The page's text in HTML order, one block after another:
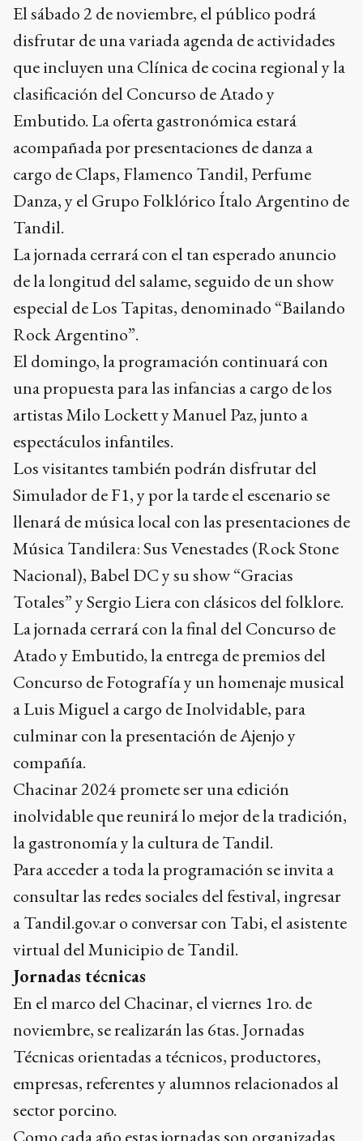
El sábado 2 de noviembre, el público podrá
disfrutar de una variada agenda de actividades
que incluyen una Clínica de cocina regional y la
clasificación del Concurso de Atado y
Embutido. La oferta gastronómica estará
acompañada por presentaciones de danza a
cargo de Claps, Flamenco Tandil, Perfume
Danza, y el Grupo Folklórico Ítalo Argentino de
Tandil.
La jornada cerrará con el tan esperado anuncio
de la longitud del salame, seguido de un show
especial de Los Tapitas, denominado “Bailando
Rock Argentino”.
El domingo, la programación continuará con
una propuesta para las infancias a cargo de los
artistas Milo Lockett y Manuel Paz, junto a
espectáculos infantiles.
Los visitantes también podrán disfrutar del
Simulador de F1, y por la tarde el escenario se
llenará de música local con las presentaciones de
Música Tandilera: Sus Venestades (Rock Stone
Nacional), Babel DC y su show “Gracias
Totales” y Sergio Liera con clásicos del folklore.
La jornada cerrará con la final del Concurso de
Atado y Embutido, la entrega de premios del
Concurso de Fotografía y un homenaje musical
a Luis Miguel a cargo de Inolvidable, para
culminar con la presentación de Ajenjo y
compañía.
Chacinar 2024 promete ser una edición
inolvidable que reunirá lo mejor de la tradición,
la gastronomía y la cultura de Tandil.
Para acceder a toda la programación se invita a
consultar las redes sociales del festival, ingresar
a Tandil.gov.ar o conversar con Tabi, el asistente
virtual del Municipio de Tandil.
Jornadas técnicas
En el marco del Chacinar, el viernes 1ro. de
noviembre, se realizarán las 6tas. Jornadas
Técnicas orientadas a técnicos, productores,
empresas, referentes y alumnos relacionados al
sector porcino.